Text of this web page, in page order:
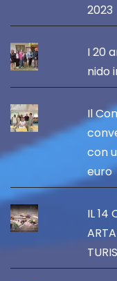
2023
I 20
nido
Il
con
euro
IL 14